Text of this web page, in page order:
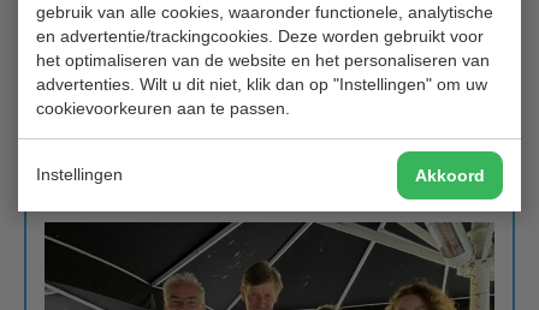
gebruik van alle cookies, waaronder functionele, analytische
en advertentie/trackingcookies. Deze worden gebruikt voor
het optimaliseren van de website en het personaliseren van
advertenties. Wilt u dit niet, klik dan op "Instellingen" om uw
cookievoorkeuren aan te passen.
Instellingen Akkoord